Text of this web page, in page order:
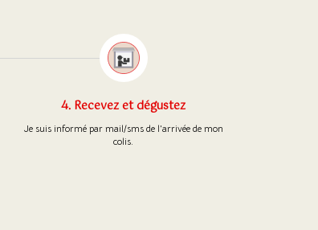
4. Recevez et dégustez
Je suis informé par mail/sms de l'arrivée de mon
colis.